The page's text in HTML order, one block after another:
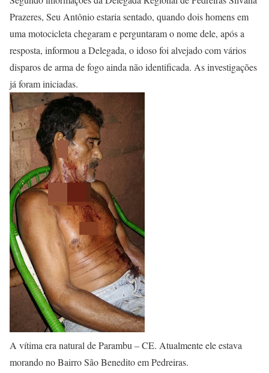
Prazeres, Seu Antônio estaria sentado, quando dois homens em
uma motocicleta chegaram e perguntaram o nome dele, após a
resposta, informou a Delegada, o idoso foi alvejado com vários
disparos de arma de fogo ainda não identificada. As investigações
já foram iniciadas.
A vítima era natural de Parambu – CE. Atualmente ele estava
morando no Bairro São Benedito em Pedreiras.